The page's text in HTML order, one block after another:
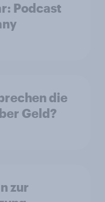
Podcast
die
Geld?
zur